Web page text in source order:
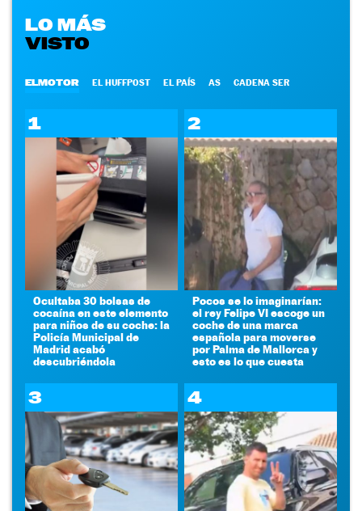
LO MÁS
VISTO
ELMOTOR EL HUFFPOST EL PAÍS AS CADENA SER
1
Ocultaba 30 bolsas de
cocaína en este elemento
para niños de su coche: la
Policía Municipal de
Madrid acabó
descubriéndola
2
Pocos se lo imaginarían:
el rey Felipe VI escoge un
coche de una marca
española para moverse
por Palma de Mallorca y
esto es lo que cuesta
3 4